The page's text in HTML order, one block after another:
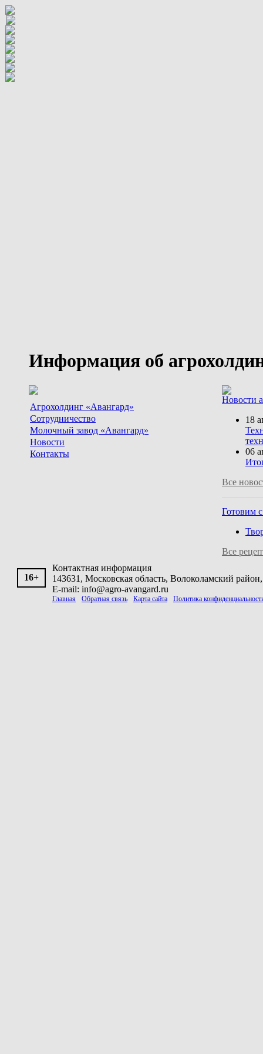
Информация об
Агрохолдинг «Авангард»
Сотрудничество
Молочный завод «Авангард»
Новости
Контакты
Новости
18
06
Все
Готовим
Все
16+
Контактная информация
143631, Московская область, Волоколамский
E-mail: info@agro-avangard.ru
Главная Обратная связь Карта сайта Политика